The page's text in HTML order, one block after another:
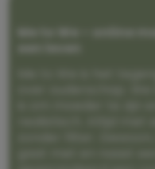
Me to We – online